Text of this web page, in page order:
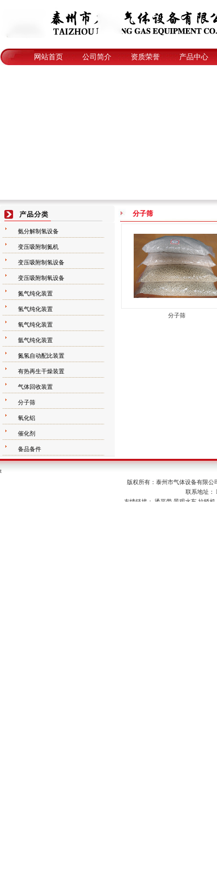
网站首页 公司简介 资质荣誉 产品中心
氨分解制氢设备
变压吸附制氮机
变压吸附制氢设备
变压吸附制氧设备
氮气纯化装置
氢气纯化装置
氧气纯化装置
氩气纯化装置
氮氢自动配比装置
有热再生干燥装置
气体回收装置
分子筛
氧化铝
催化剂
备品备件
分子筛
分子筛
t
版权所有：泰州市气体设备有限公
联系地址：
友情链接： 烫平带 景观水车 拉矫机